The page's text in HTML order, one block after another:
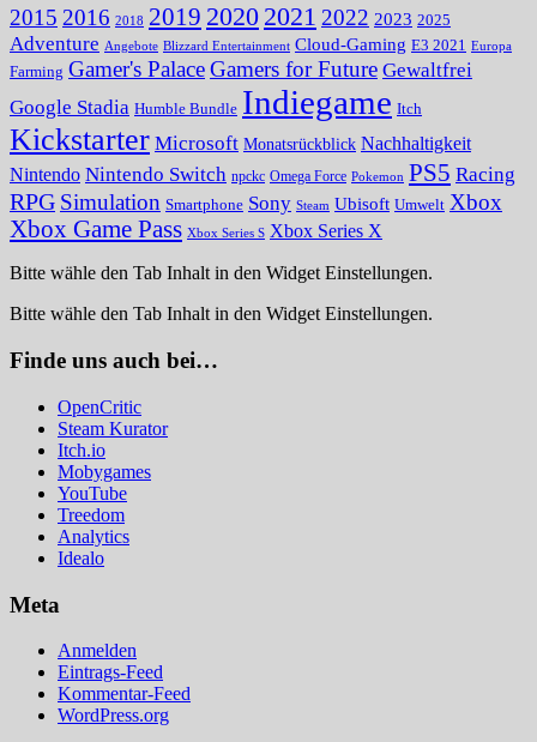
2015 2016 2018 2019 2020 2021 2022 2023 2025
Adventure Angebote Blizzard Entertainment Cloud-Gaming E3 2021 Europa
Farming Gamer's PalaceGamers for Future Gewaltfrei
Google Stadia Humble Bundle Indiegame Itch
Kickstarter Microsoft Monatsrückblick Nachhaltigkeit
Nintendo Nintendo Switch npckc Omega Force Pokemon PS5 Racing
RPG Simulation Smartphone Sony Steam Ubisoft Umwelt Xbox
Xbox Game Pass Xbox Series S Xbox Series X
Bitte wähle den Tab Inhalt in den Widget Einstellungen.
Bitte wähle den Tab Inhalt in den Widget Einstellungen.
Finde uns auch bei…
OpenCritic
Steam Kurator
Itch.io
Mobygames
YouTube
Treedom
Analytics
Idealo
Meta
Anmelden
Eintrags-Feed
Kommentar-Feed
WordPress.org